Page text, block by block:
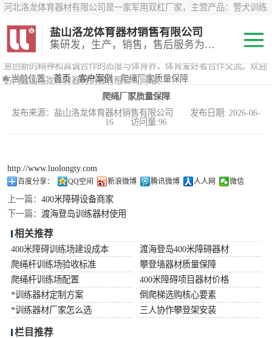
河北洛龙体育器材有限公司是一家军用双杠厂家，主营产品：警犬训练
*训练器材、400米障碍器材、军用单杠、军用双杠、军犬训练器材等训
练器材，咨询攀岩墙价格？在线咨询客服，公司以顾客至上的原则，锐
意创新的精神和真诚合作的态度与体育界，体育爱好者合作交流。欢迎
访问盐山洛龙体育器材销售有限公司网站！
盐山洛龙体育器材销售有限公司
集研发，生产，销售，售后服务为一体
当前位置：首页›客户案例› 爬绳厂家质量保障
爬绳厂家质量保障
发布来源：盐山洛龙体育器材销售有限公司 发布日期: 2026-06-
16 访问量:96
http://www.luolongty.com
百度分享： QQ空间 新浪微博 腾讯微博 人人网 微信
上一篇： 400米障碍设备商家
下一篇： 渡海登岛训练器材使用
相关推荐
400米障碍训练场建设成本
渡海登岛400米障碍器材
爬绳杆训练场验收标准
攀登墙器材质量保障
爬绳杆训练场配置
400米障碍项目器材价格
*训练器材定制方案
倒爬梯选购核心要素
*训练器材厂家怎么选
三人协作攀登架安装
栏目推荐
200米障碍器材
心理行为训练器
警犬训练器材
军用单双杠
400米障碍器材